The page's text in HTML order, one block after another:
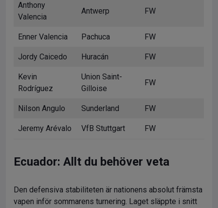
Anthony
Valencia
Antwerp FW
Enner Valencia Pachuca FW
Jordy Caicedo Huracán FW
Kevin
Rodríguez
Union Saint-
Gilloise
FW
Nilson Angulo Sunderland FW
Jeremy Arévalo VfB Stuttgart FW
Ecuador: Allt du behöver veta
Den defensiva stabiliteten är nationens absolut främsta
vapen inför sommarens turnering. Laget släppte i snitt